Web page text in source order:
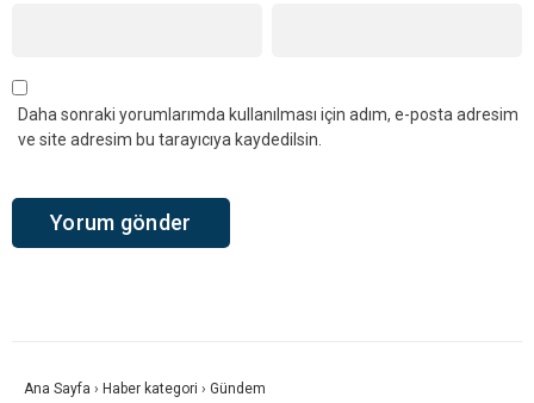
Daha sonraki yorumlarımda kullanılması için adım, e-posta adresim
ve site adresim bu tarayıcıya kaydedilsin.
Ana Sayfa › Haber kategori › Gündem